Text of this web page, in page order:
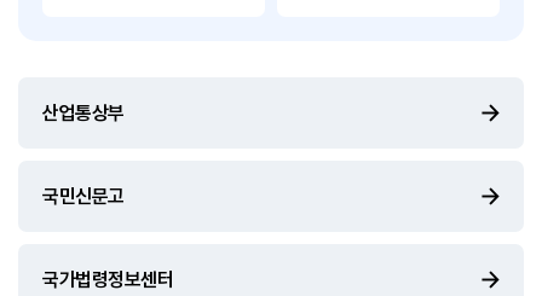
산업통상부
국민신문고
국가법령정보센터